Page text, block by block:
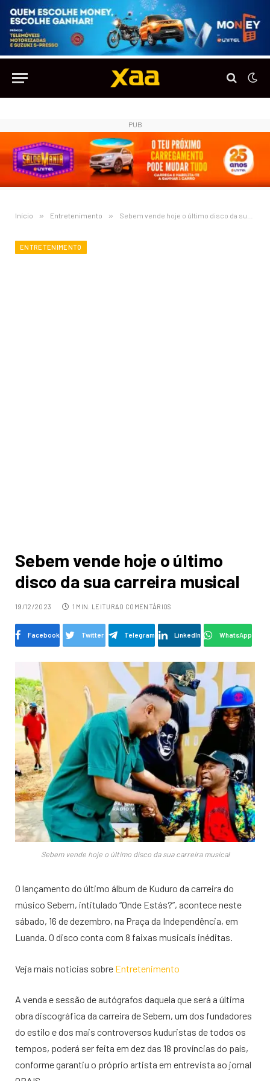
PUB
Início » Entretenimento » Sebem vende hoje o último disco da sua carreira musical
ENTRETENIMENTO
Sebem vende hoje o último
disco da sua carreira musical
19/12/2023 1 MIN. LEITURA0 COMENTÁRIOS
Facebook Twitter Telegram LinkedIn WhatsApp
Sebem vende hoje o último disco da sua carreira musical
O lançamento do último álbum de Kuduro da carreira do
músico Sebem, intitulado “Onde Estás?”, acontece neste
sábado, 16 de dezembro, na Praça da Independência, em
Luanda. O disco conta com 8 faixas musicais inéditas.
Veja mais noticias sobre Entretenimento
A venda e sessão de autógrafos daquela que será a última
obra discográfica da carreira de Sebem, um dos fundadores
do estilo e dos mais controversos kuduristas de todos os
tempos, poderá ser feita em dez das 18 províncias do país,
conforme garantiu o próprio artista em entrevista ao jornal